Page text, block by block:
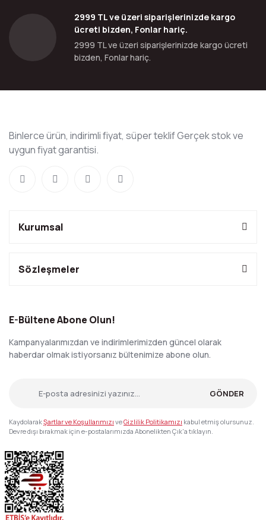
2999 TL ve üzeri siparişlerinizde kargo
ücreti bizden, Fonlar hariç.
2999 TL ve üzeri siparişlerinizde kargo ücreti
bizden, Fonlar hariç.
Binlerce ürün, indirimli fiyat, süper teklif Gerçek stok ve
uygun fiyat garantisi.
Kurumsal
Sözleşmeler
E-Bültene Abone Olun!
Kampanyalarımızdan ve indirimlerimizden güncel olarak
haberdar olmak istiyorsanız bültenimize abone olun.
GÖNDER
KaydolarakŞartlar ve Koşullarımızı veGizlilik Politikamızı kabul etmiş olursunuz.
Devre dışı bırakmak için e-postalarımızda Abonelikten Çık'a tıklayın.